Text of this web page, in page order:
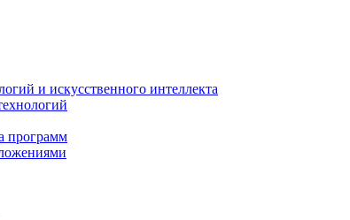
и искусственного интеллекта
программ